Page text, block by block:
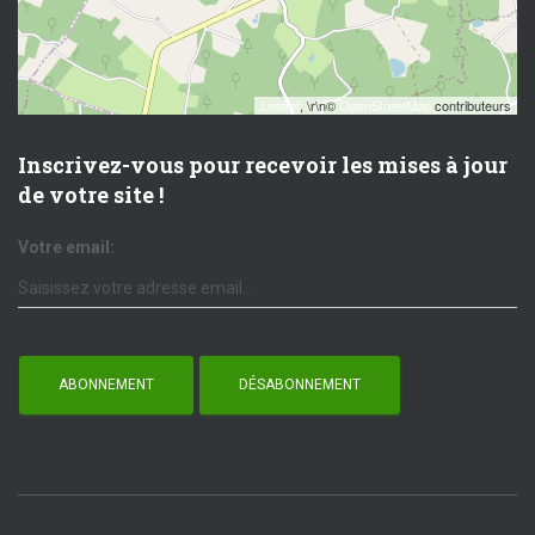
Leaflet, \r\n©OpenStreetMap contributeurs
Inscrivez-vous pour recevoir les mises à jour
de votre site !
Votre email: